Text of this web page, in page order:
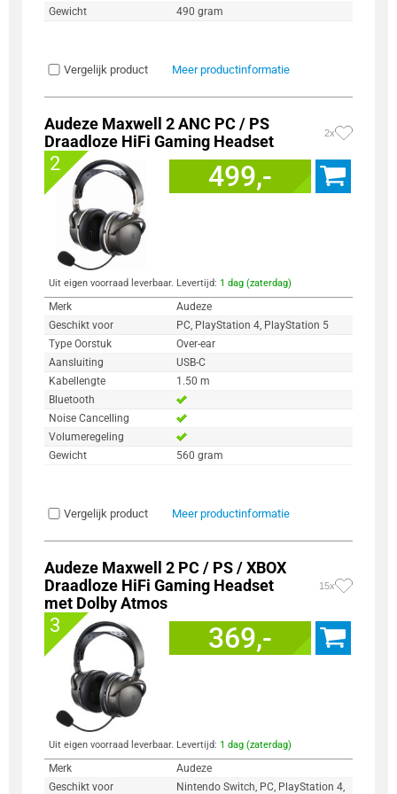
Gewicht
490 gram
Vergelijk product Meer productinformatie
Audeze Maxwell 2 ANC PC / PS
Draadloze HiFi Gaming Headset
2x
2 499,-
Uit eigen voorraad leverbaar. Levertijd: 1 dag (zaterdag)
Merk
Audeze
Geschikt voor
PC, PlayStation 4, PlayStation 5
Type Oorstuk
Over-ear
Aansluiting
USB-C
Kabellengte
1.50 m
Bluetooth
Noise Cancelling
Volumeregeling
Gewicht
560 gram
Vergelijk product Meer productinformatie
Audeze Maxwell 2 PC / PS / XBOX
Draadloze HiFi Gaming Headset
met Dolby Atmos
15x
3 369,-
Uit eigen voorraad leverbaar. Levertijd: 1 dag (zaterdag)
Merk
Audeze
Geschikt voor
Nintendo Switch, PC, PlayStation 4,